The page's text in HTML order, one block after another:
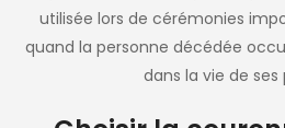
utilisée lors de cérémonies
quand la personne décédée
dans la vie de ses